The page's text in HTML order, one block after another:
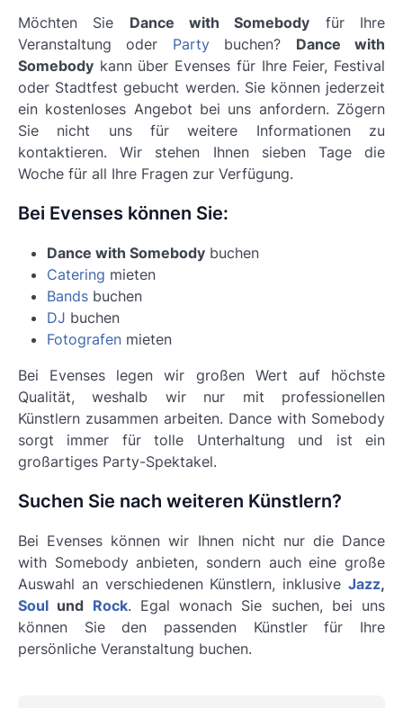
Möchten Sie Dance with Somebody für Ihre
Veranstaltung oder Partybuchen? Dance with
Somebody kann über Evenses für Ihre Feier, Festival
oder Stadtfest gebucht werden. Sie können jederzeit
ein kostenloses Angebot bei uns anfordern. Zögern
Sie nicht uns für weitere Informationen zu
kontaktieren. Wir stehen Ihnen sieben Tage die
Woche für all Ihre Fragen zur Verfügung.
Bei Evenses können Sie:
Dance with Somebody buchen
Catering mieten
Bands buchen
DJ buchen
Fotografen mieten
Bei Evenses legen wir großen Wert auf höchste
Qualität, weshalb wir nur mit professionellen
Künstlern zusammen arbeiten. Dance with Somebody
sorgt immer für tolle Unterhaltung und ist ein
großartiges Party-Spektakel.
Suchen Sie nach weiteren Künstlern?
Bei Evenses können wir Ihnen nicht nur die Dance
with Somebody anbieten, sondern auch eine große
Auswahl an verschiedenen Künstlern, inklusive Jazz,
Soul und Rock. Egal wonach Sie suchen, bei uns
können Sie den passenden Künstler für Ihre
persönliche Veranstaltung buchen.